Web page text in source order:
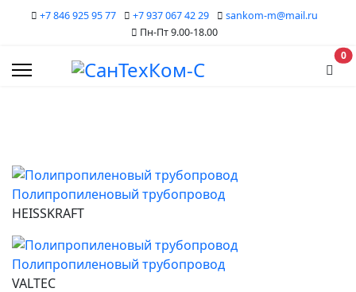
+7 846 925 95 77 +7 937 067 42 29
sankom-m@mail.ru
Пн-Пт 9.00-18.00
0В
Полипропиленовый трубопровод
HEISSKRAFT
Полипропиленовый трубопровод
VALTEC